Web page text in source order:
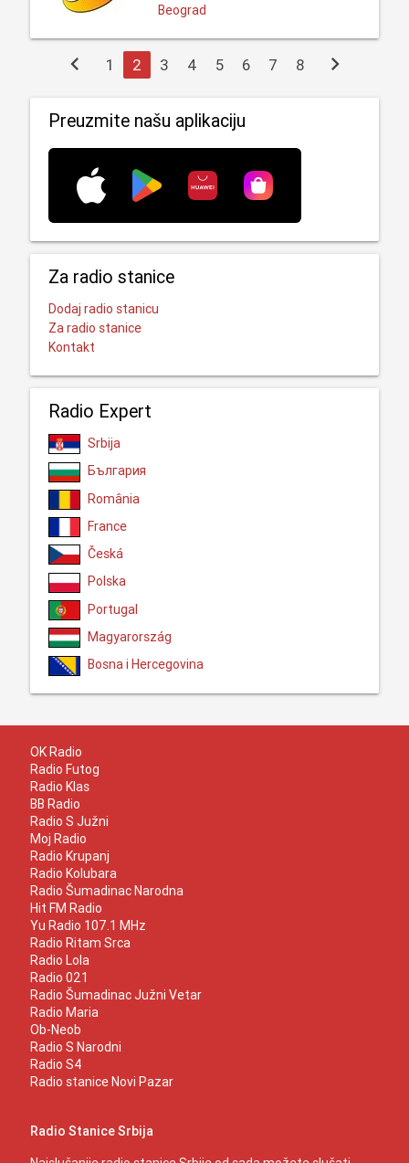
Beograd
chevron_left 1 2 3 4 5 6 7 8 chevron_right
Preuzmite našu aplikaciju
Za radio stanice
Dodaj radio stanicu
Za radio stanice
Kontakt
Radio Expert
Srbija
България
România
France
Česká
Polska
Portugal
Magyarország
Bosna i Hercegovina
OK Radio
Radio Futog
Radio Klas
BB Radio
Radio S Južni
Moj Radio
Radio Krupanj
Radio Kolubara
Radio Šumadinac Narodna
Hit FM Radio
Yu Radio 107.1 MHz
Radio Ritam Srca
Radio Lola
Radio 021
Radio Šumadinac Južni Vetar
Radio Maria
Ob-Neob
Radio S Narodni
Radio S4
Radio stanice Novi Pazar
Radio Stanice Srbija